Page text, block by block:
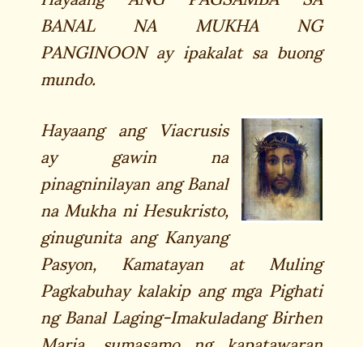
BANAL NA MUKHA NG
PANGINOON ay ipakalat sa buong
mundo.
Hayaang ang Viacrusis
ay gawin na
pinagninilayan ang Banal
na Mukha ni Hesukristo,
ginugunita ang Kanyang
Pasyon, Kamatayan at Muling
Pagkabuhay kalakip ang mga Pighati
ng Banal Laging-Imakuladang Birhen